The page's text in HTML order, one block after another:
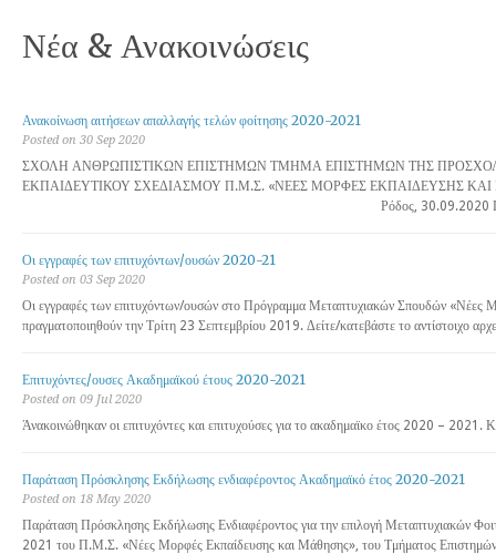
Νέα & Ανακοινώσεις
Ανακοίνωση αιτήσεων απαλλαγής τελών φοίτησης 2020-2021
Posted on 30 Sep 2020
ΣΧΟΛΗ ΑΝΘΡΩΠΙΣΤΙΚΩΝ ΕΠΙΣΤΗΜΩΝ ΤΜΗΜΑ ΕΠΙΣΤΗΜΩΝ ΤΗΣ
ΕΚΠΑΙΔΕΥΤΙΚΟΥ ΣΧΕΔΙΑΣΜΟΥ Π.Μ.Σ. «ΝΕΕΣ ΜΟΡΦΕΣ ΕΚΠΑΙΔΕΥΣΗΣ
Ρόδος, 30.09.2020
Οι εγγραφές των επιτυχόντων/ουσών 2020-21
Posted on 03 Sep 2020
Οι εγγραφές των επιτυχόντων/ουσών στο Πρόγραμμα Μεταπτυχιακών Σπουδών «Νέες
πραγματοποιηθούν την Τρίτη 23 Σεπτεμβρίου 2019. Δείτε/κατεβάστε το αντίστοιχο
Επιτυχόντες/ουσες Ακαδημαϊκού έτους 2020-2021
Posted on 09 Jul 2020
Άνακοινώθηκαν οι επιτυχόντες και επιτυχούσες για το ακαδημαϊκο έτος 2020 – 2021.
Παράταση Πρόσκλησης Εκδήλωσης ενδιαφέροντος Ακαδημαϊκό έτος 2020-2021
Posted on 18 May 2020
Παράταση Πρόσκλησης Εκδήλωσης Ενδιαφέροντος για την επιλογή Μεταπτυχιακών
2021 του Π.Μ.Σ. «Νέες Μορφές Εκπαίδευσης και Μάθησης», του Τμήματος Επιστημών